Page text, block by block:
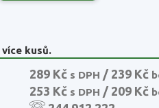
kusů.
289 Kčs DPH / 239 Kč
253 Kčs DPH / 209 Kč